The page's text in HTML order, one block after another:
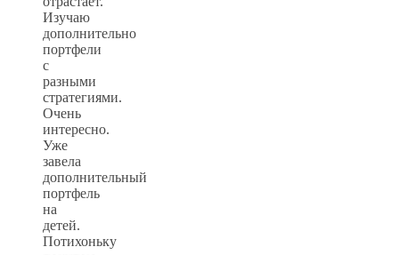
Изучаю
дополнительно
портфели
с
разными
стратегиями.
Очень
интересно.
Уже
завела
дополнительный
портфель
на
детей.
Потихоньку